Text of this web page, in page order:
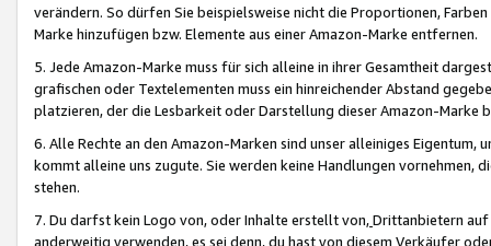
verändern. So dürfen Sie beispielsweise nicht die Proportionen,
Marke hinzufügen bzw. Elemente aus einer Amazon-Marke entfernen.
5. Jede Amazon-Marke muss für sich alleine in ihrer Gesamtheit
grafischen oder Textelementen muss ein hinreichender Abstand
platzieren, der die Lesbarkeit oder Darstellung dieser Amazon-Marke
6. Alle Rechte an den Amazon-Marken sind unser alleiniges
kommt alleine uns zugute. Sie werden keine Handlungen vornehmen,
stehen.
7. Du darfst kein Logo von, oder Inhalte erstellt von,Drittanbietern auf
anderweitig verwenden, es sei denn, du hast von diesem Verkäufer